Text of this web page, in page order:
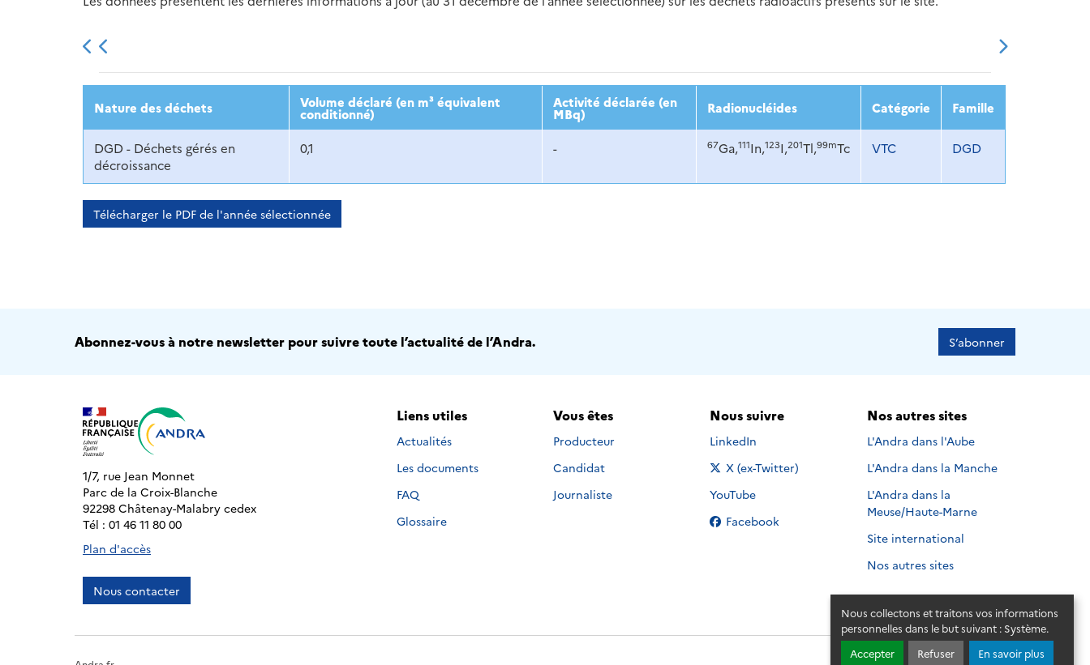
Nous collectons et traitons vos informations
personnelles dans le but suivant : Système.
Accepter
Refuser En savoir plus
2013 2014 2015 2016 2017 2018 2019 2020 2021 2022 2023
Nature des déchets Volume déclaré (en m³ équivalent
conditionné)
Activité déclarée (en
MBq) Radionucléides Catégorie Famille
DGD - Déchets gérés en
décroissance
0,1 - 67Ga,111In,123I,201Tl,99mTc VTC DGD
Télécharger le PDF de l'année sélectionnée
Abonnez-vous à notre newsletter pour suivre toute l’actualité de l’Andra. S’abonner
1/7, rue Jean Monnet
Parc de la Croix-Blanche
92298 Châtenay-Malabry cedex
Tél : 01 46 11 80 00
Plan d'accès
Nous contacter
Liens utiles
Actualités
Les documents
FAQ
Glossaire
Vous êtes
Producteur
Candidat
Journaliste
Nous suivre
Nous suivre sur
LinkedIn
Nous suivre sur
X (ex-Twitter)
Nous suivre sur
YouTube
Nous suivre sur
Facebook
Nos autres sites
L'Andra dans l'Aube
L'Andra dans la Manche
L'Andra dans la
Meuse/Haute-Marne
Site international
Nos autres sites